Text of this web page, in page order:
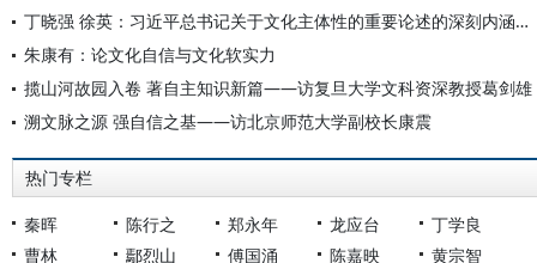
丁晓强 徐英：习近平总书记关于文化主体性的重要论述的深刻内涵与原创性贡献
朱康有：论文化自信与文化软实力
揽山河故园入卷 著自主知识新篇——访复旦大学文科资深教授葛剑雄
溯文脉之源 强自信之基——访北京师范大学副校长康震
热门专栏
秦晖 陈行之 郑永年 龙应台
丁学良
曹林
鄢烈山 傅国涌 陈嘉映
黄宗智